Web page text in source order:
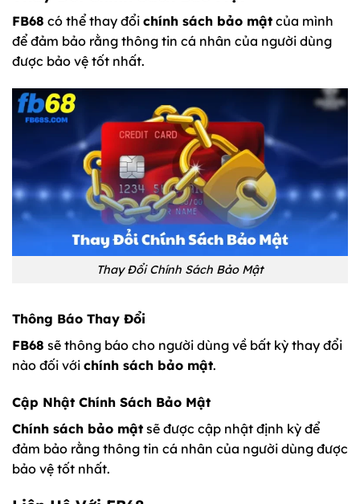
FB68 có thể thay đổi chính sách bảo mật của mình
để đảm bảo rằng thông tin cá nhân của người dùng
được bảo vệ tốt nhất.
Thay Đổi Chính Sách Bảo Mật
Thông Báo Thay Đổi
FB68 sẽ thông báo cho người dùng về bất kỳ thay đổi
nào đối với chính sách bảo mật.
Cập Nhật Chính Sách Bảo Mật
Chính sách bảo mật sẽ được cập nhật định kỳ để
đảm bảo rằng thông tin cá nhân của người dùng được
bảo vệ tốt nhất.